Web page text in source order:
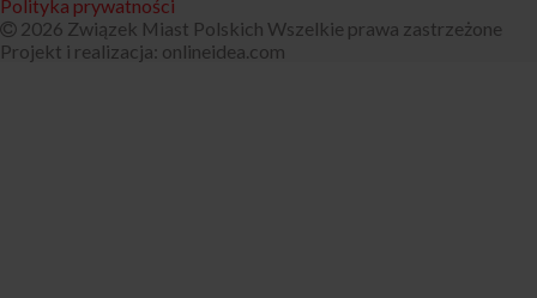
Polityka prywatności
2026 Związek Miast Polskich Wszelkie prawa zastrzeżone
Projekt i realizacja: onlineidea.com